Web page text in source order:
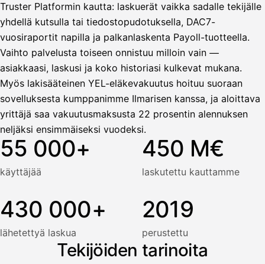
Truster Platformin kautta: laskuerät vaikka sadalle tekijälle
yhdellä kutsulla tai tiedostopudotuksella, DAC7-
vuosiraportit napilla ja palkanlaskenta Payoll-tuotteella.
Vaihto palvelusta toiseen onnistuu milloin vain —
asiakkaasi, laskusi ja koko historiasi kulkevat mukana.
Myös lakisääteinen YEL-eläkevakuutus hoituu suoraan
sovelluksesta kumppanimme Ilmarisen kanssa, ja aloittava
yrittäjä saa vakuutusmaksusta 22 prosentin alennuksen
neljäksi ensimmäiseksi vuodeksi.
55 000+
käyttäjää
450 M€
laskutettu kauttamme
430 000+
lähetettyä laskua
2019
perustettu
Tekijöiden tarinoita